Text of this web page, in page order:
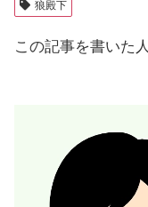
狼殿下
この記事を書いた人